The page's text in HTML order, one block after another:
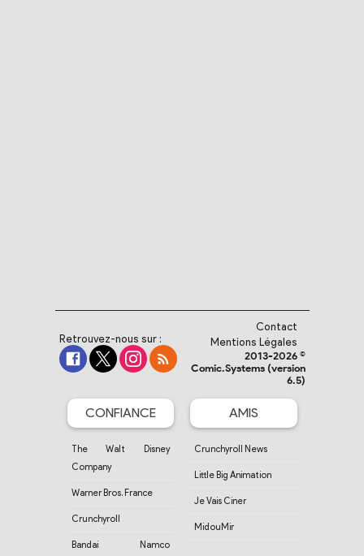
Retrouvez-nous sur :
Contact
Mentions Légales
2013-2026 ©
Comic.Systems (version
6.5)
CONFIANCE
The Walt Disney
Company
Warner Bros. France
Crunchyroll
Bandai Namco
AMIS
Crunchyroll News
Little Big Animation
Je Vais Ciner
MidouMir